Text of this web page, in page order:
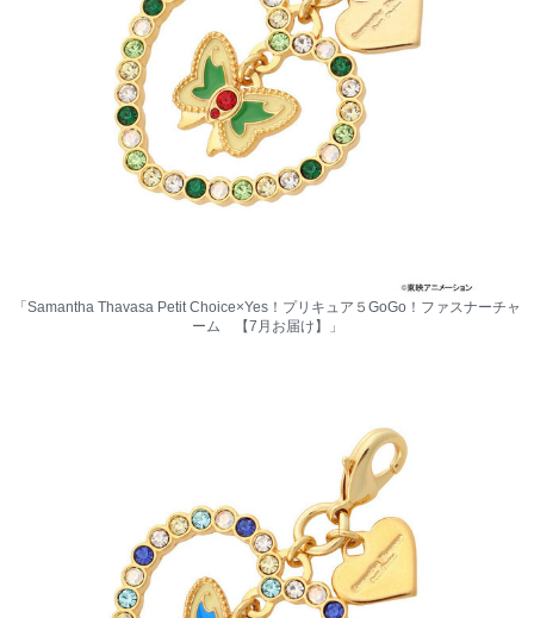
「Samantha Thavasa Petit Choice×Yes！プリキュア５GoGo！ファスナーチャ
ーム 【7月お届け】」